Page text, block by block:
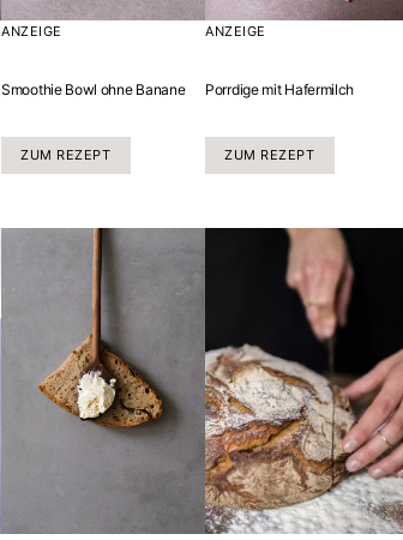
ANZEIGE
Smoothie Bowl ohne Banane
ZUM REZEPT
ANZEIGE
Porrdige mit Hafermilch
ZUM REZEPT